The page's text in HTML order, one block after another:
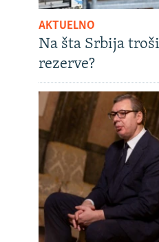
AKTUELNO
Na šta Srbija
rezerve?